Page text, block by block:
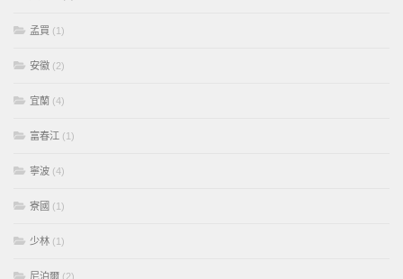
孟買 (1)
安徽 (2)
宜蘭 (4)
富春江 (1)
寧波 (4)
寮國 (1)
少林 (1)
尼泊爾 (2)